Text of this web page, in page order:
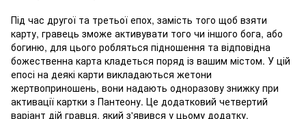
Під час другої та третьої епох, замість того щоб взяти
карту, гравець зможе активувати того чи іншого бога, або
богиню, для цього робляться підношення та відповідна
божественна карта кладеться поряд із вашим містом. У цій
епосі на деякі карти викладаються жетони
жертвоприношень, вони надають одноразову знижку при
активації картки з Пантеону. Це додатковий четвертий
варіант дій гравця, який з'явився у цьому додатку.